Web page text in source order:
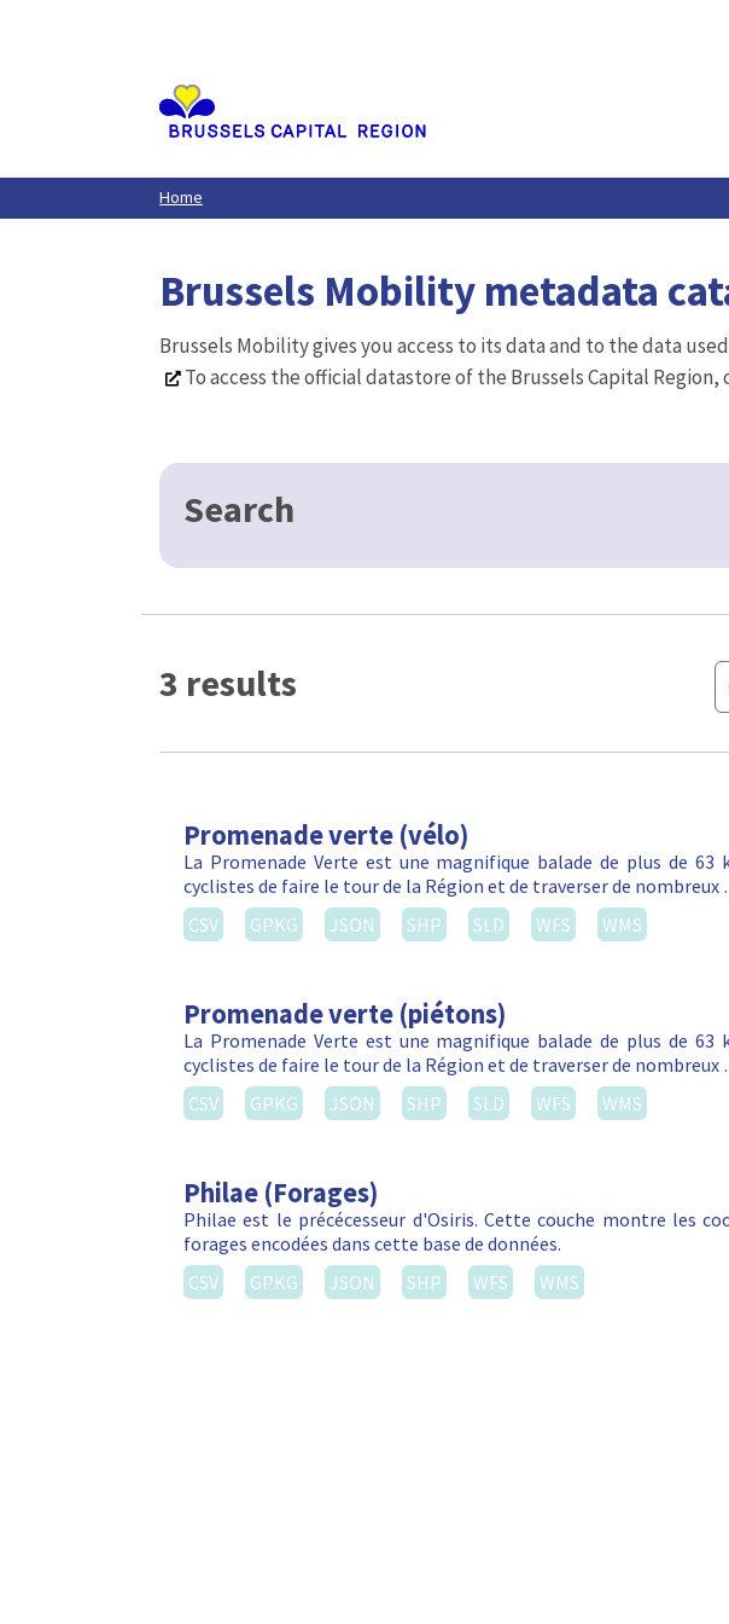
Home
Brussels Mobility metadata
Brussels Mobility gives you access to its data and to the data
To access the official datastore of the Brussels Capital Region,
Search
3 results
Promenade verte (vélo)
La Promenade Verte est une magnifique balade de plus de
cyclistes de faire le tour de la Région et de traverser de
CSV
GPKG JSON SHP SLD WFS WMS
Promenade verte (piétons)
La Promenade Verte est une magnifique balade de plus de
cyclistes de faire le tour de la Région et de traverser de
CSV
GPKG JSON SHP SLD WFS WMS
Philae (Forages)
Philae est le précécesseur d'Osiris. Cette couche montre les
forages encodées dans cette base de données.
CSV
GPKG JSON SHP WFS WMS